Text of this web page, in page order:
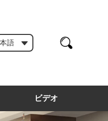
語
ビデオ